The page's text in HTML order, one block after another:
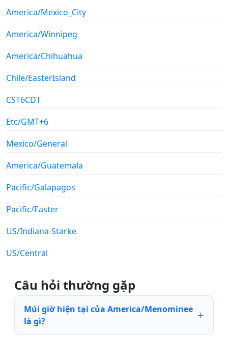
America/Mexico_City
America/Winnipeg
America/Chihuahua
Chile/EasterIsland
CST6CDT
Etc/GMT+6
Mexico/General
America/Guatemala
Pacific/Galapagos
Pacific/Easter
US/Indiana-Starke
US/Central
Câu hỏi thường gặp
Múi giờ hiện tại của America/Menominee
là gì?